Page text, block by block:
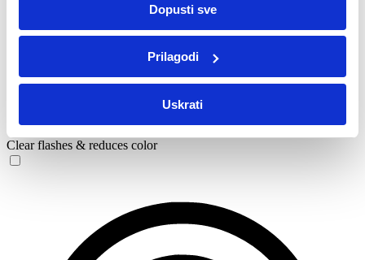
Dopusti sve
Prilagodi
Uskrati
Clear flashes & reduces color